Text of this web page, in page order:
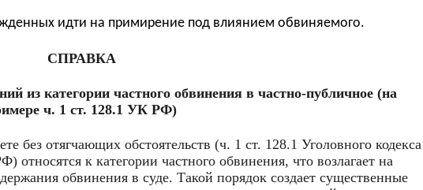
идти на примирение под влиянием обвиняемого.
СПРАВКА
из категории частного обвинения в частно-публичное (на
ч. 1 ст. 128.1 УК РФ)
без отягчающих обстоятельств (ч. 1 ст. 128.1 Уголовного кодекса
к категории частного обвинения, что возлагает на
обвинения в суде. Такой порядок создает существенные